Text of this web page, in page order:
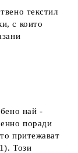
текстил
с които
най -
поради
притежават
Този